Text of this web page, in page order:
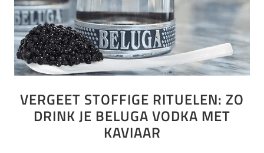
VERGEET STOFFIGE RITUELEN: ZO
DRINK JE BELUGA VODKA MET
KAVIAAR